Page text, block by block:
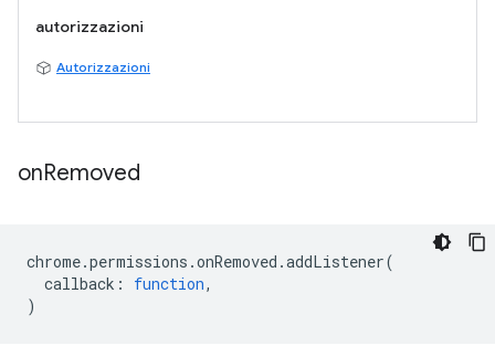
autorizzazioni
Autorizzazioni
onRemoved
chrome.permissions .onRemoved .addListener(
callback : function,
)